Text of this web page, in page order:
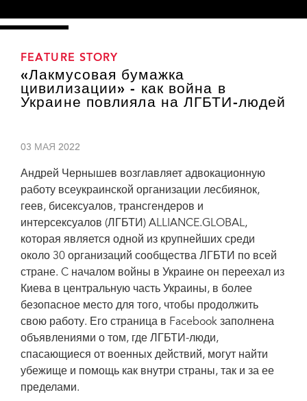
Andrii Chernyshev heads the advocacy work of the Ukrainian national lesbian, gay,
bisexual, transgender and intersex (LGBTI) organization ALLIANCE.GLOBAL
FEATURE STORY
«Лакмусовая бумажка
цивилизации» - как война в
Украине повлияла на ЛГБТИ-людей
03 МАЯ 2022
Андрей Чернышев возглавляет адвокационную
работу всеукраинской организации лесбиянок,
геев, бисексуалов, трансгендеров и
интерсексуалов (ЛГБТИ) ALLIANCE.GLOBAL,
которая является одной из крупнейших среди
около 30 организаций сообщества ЛГБТИ по всей
стране. C началом войны в Украине он переехал из
Киева в центральную часть Украины, в более
безопасное место для того, чтобы продолжить
свою работу. Его страница в Facebook заполнена
объявлениями о том, где ЛГБТИ-люди,
спасающиеся от военных действий, могут найти
убежище и помощь как внутри страны, так и за ее
пределами.